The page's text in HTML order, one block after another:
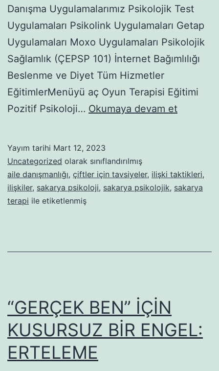
Danışma Uygulamalarımız Psikolojik Test
Uygulamaları Psikolink Uygulamaları Getap
Uygulamaları Moxo Uygulamaları Psikolojik
Sağlamlık (ÇEPSP 101) İnternet Bağımlılığı
Beslenme ve Diyet Tüm Hizmetler
EğitimlerMenüyü aç Oyun Terapisi Eğitimi
Pozitif Psikoloji… Okumaya devam et
VE
DİKKAT
Yayım tarihi Mart 12, 2023
Uncategorized olarak sınıflandırılmış
aile danışmanlığı, çiftler için tavsiyeler, ilişki taktikleri,
ilişkiler, sakarya psikoloji, sakarya psikolojik, sakarya
terapi ile etiketlenmiş
“GERÇEK BEN” İÇİN
KUSURSUZ BİR ENGEL:
ERTELEME